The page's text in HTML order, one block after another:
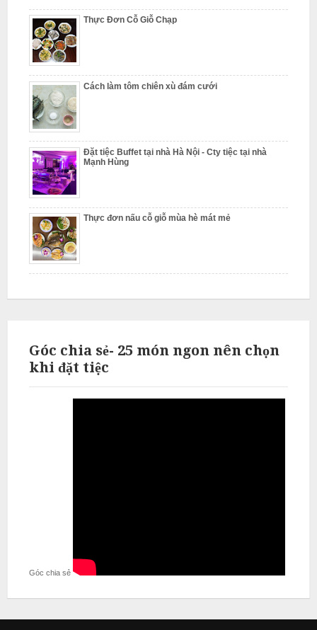
Thực Đơn Cỗ Giỗ Chạp
Cách làm tôm chiên xù đám cưới
Đặt tiệc Buffet tại nhà Hà Nội - Cty tiệc tại nhà
Mạnh Hùng
Thực đơn nấu cỗ giỗ mùa hè mát mẻ
Góc chia sẻ- 25 món ngon nên chọn
khi đặt tiệc
Góc chia sẻ